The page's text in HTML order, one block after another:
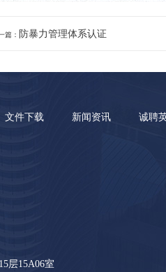
篇： 防暴力管理体系认证
文件下载 新闻资讯 诚聘
层15A06室